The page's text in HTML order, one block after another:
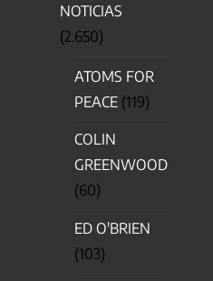
NOTICIAS
(2.650)
ATOMS FOR
PEACE (119)
COLIN
GREENWOOD
(60)
ED O'BRIEN
(103)